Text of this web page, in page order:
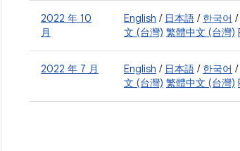
2022 年 10
月
English / 日本語 / 한국어 /
文 (台灣) 繁體中文 (台灣)
2022 年 7 月 English / 日本語 / 한국어 /
文 (台灣) 繁體中文 (台灣)